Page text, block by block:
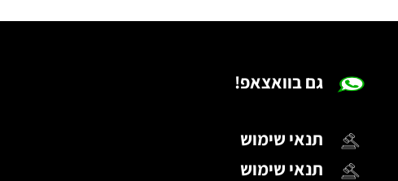
גם בוואצאפ!
תנאי שימוש
תנאי שימוש